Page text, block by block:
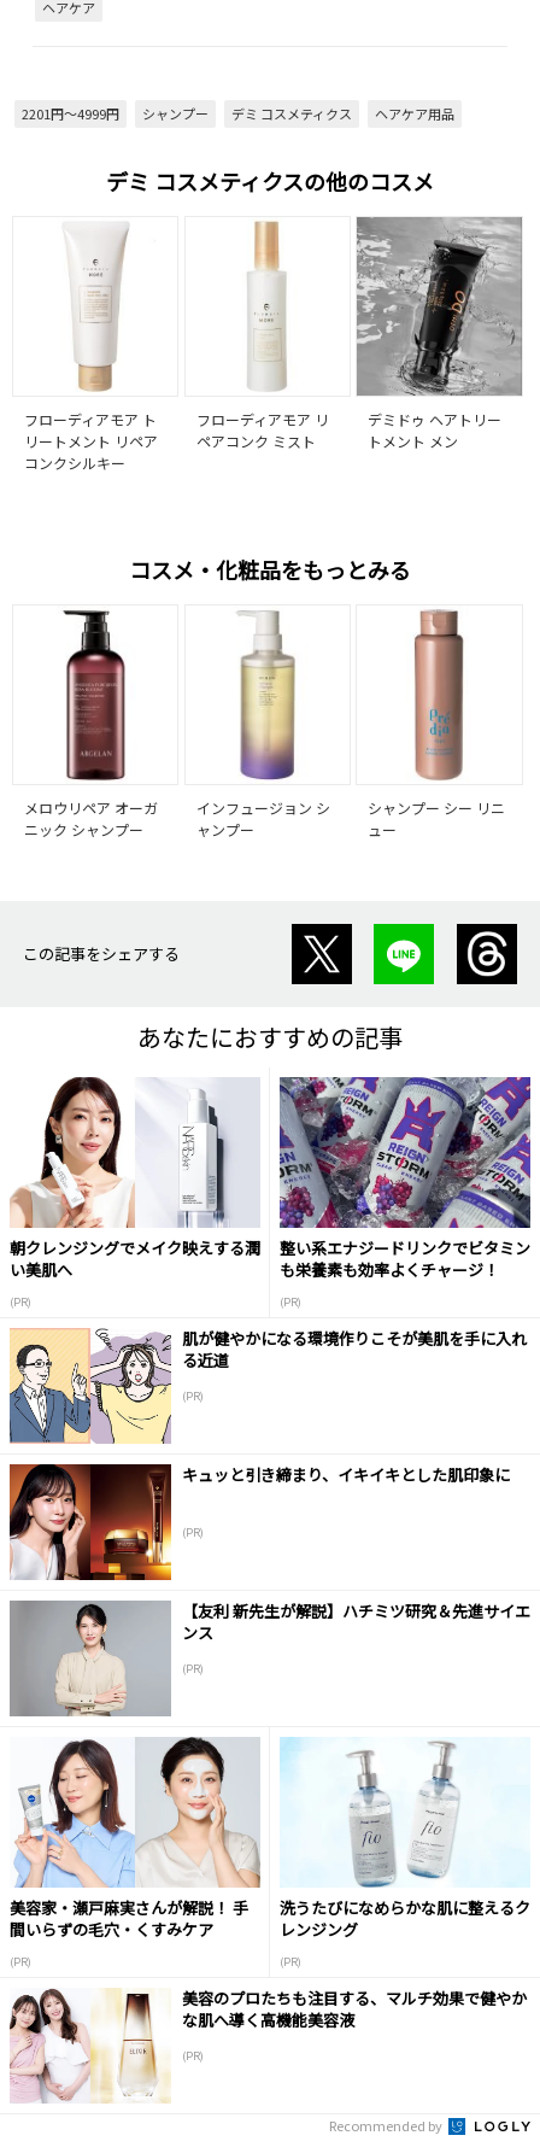
ヘアケア
2201円～4999円 シャンプー デミ コスメティクス ヘアケア用品
デミ コスメティクスの他のコスメ
フローディアモア ト
リートメント リペア
コンクシルキー
フローディアモア リ
ペアコンク ミスト
デミドゥ ヘアトリー
トメント メン
コスメ・化粧品をもっとみる
メロウリペア オーガ
ニック シャンプー
インフュージョン シ
ャンプー
シャンプー シー リニ
ュー
この記事をシェアする
あなたにおすすめの記事
朝クレンジングでメイク映えする潤
い美肌へ
(PR)
整い系エナジードリンクでビタミン
も栄養素も効率よくチャージ！
(PR)
肌が健やかになる環境作りこそが美肌を手に入れ
る近道
(PR)
キュッと引き締まり、イキイキとした肌印象に
(PR)
【友利 新先生が解説】ハチミツ研究＆先進サイエ
ンス
(PR)
美容家・瀬戸麻実さんが解説！ 手
間いらずの毛穴・くすみケア
(PR)
洗うたびになめらかな肌に整えるク
レンジング
(PR)
美容のプロたちも注目する、マルチ効果で健やか
な肌へ導く高機能美容液
(PR)
Recommended by